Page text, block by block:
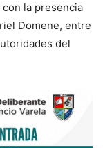
la presencia
Domene, entre
del